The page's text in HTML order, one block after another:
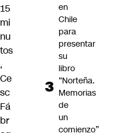
15
mi
nu
tos
,
Ce
sc
Fá
br
en
Chile
para
presentar
su
libro
“Norteña.
Memorias
de
un
comienzo”